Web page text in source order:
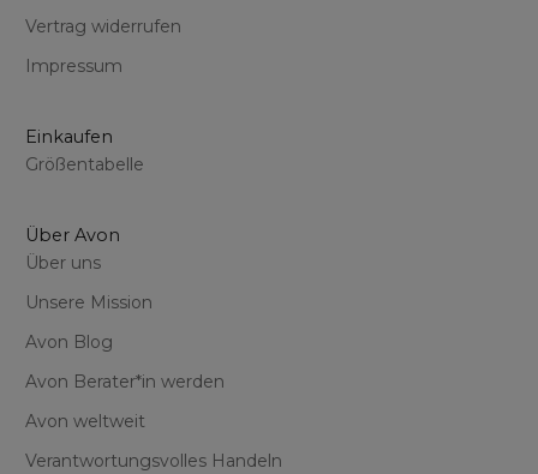
Vertrag widerrufen
Impressum
Einkaufen
Größentabelle
Über Avon
Über uns
Unsere Mission
Avon Blog
Avon Berater*in werden
Avon weltweit
Verantwortungsvolles Handeln